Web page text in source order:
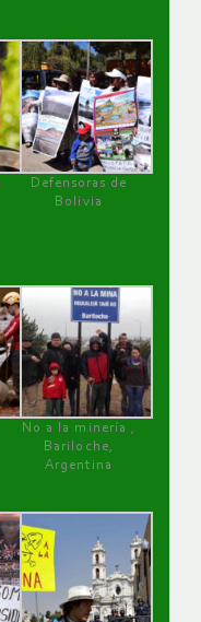
Defensoras de
Bolivia
No a la minería ,
Bariloche,
Argentina